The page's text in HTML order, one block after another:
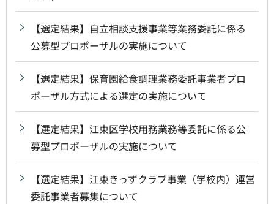
【選定結果】自立相談支援事業等業務委託に係る
公募型プロポーザルの実施について
【選定結果】保育園給食調理業務委託事業者プロ
ポーザル方式による選定の実施について
【選定結果】江東区学校用務業務等委託に係る公
募型プロポーザルの実施について
【選定結果】江東きっずクラブ事業（学校内）運営
委託事業者募集について